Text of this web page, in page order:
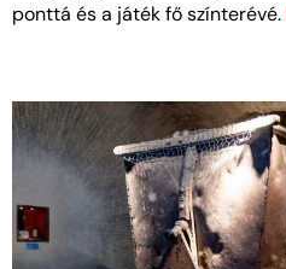
ponttá és a játék fő színterévé.